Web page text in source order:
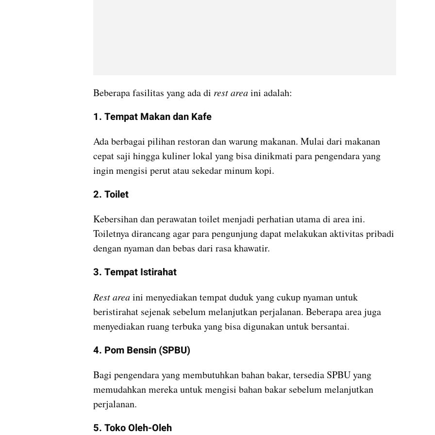
Beberapa fasilitas yang ada di rest area ini adalah:
1. Tempat Makan dan Kafe
Ada berbagai pilihan restoran dan warung makanan. Mulai dari makanan
cepat saji hingga kuliner lokal yang bisa dinikmati para pengendara yang
ingin mengisi perut atau sekedar minum kopi.
2. Toilet
Kebersihan dan perawatan toilet menjadi perhatian utama di area ini.
Toiletnya dirancang agar para pengunjung dapat melakukan aktivitas pribadi
dengan nyaman dan bebas dari rasa khawatir.
3. Tempat Istirahat
Rest area ini menyediakan tempat duduk yang cukup nyaman untuk
beristirahat sejenak sebelum melanjutkan perjalanan. Beberapa area juga
menyediakan ruang terbuka yang bisa digunakan untuk bersantai.
4. Pom Bensin (SPBU)
Bagi pengendara yang membutuhkan bahan bakar, tersedia SPBU yang
memudahkan mereka untuk mengisi bahan bakar sebelum melanjutkan
perjalanan.
5. Toko Oleh-Oleh